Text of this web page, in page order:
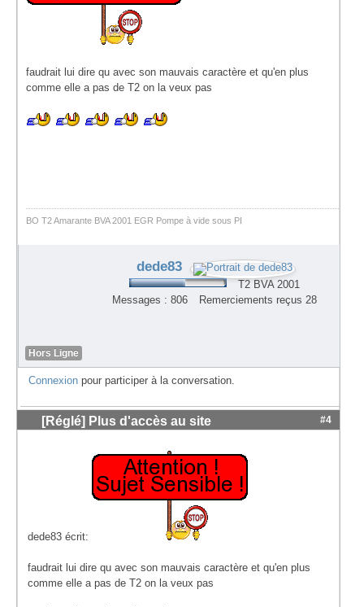
faudrait lui dire qu avec son mauvais caractère et qu'en plus
comme elle a pas de T2 on la veux pas
BO T2 Amarante BVA 2001 EGR Pompe à vide sous PI
dede83
T2 BVA 2001
Messages : 806
Remerciements reçus 28
Hors Ligne
Connexion pour participer à la conversation.
[Réglé] Plus d'accès au site #4
dede83 écrit:
faudrait lui dire qu avec son mauvais caractère et qu'en plus
comme elle a pas de T2 on la veux pas